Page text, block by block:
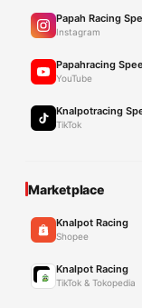
Papah Racing
Instagram
Papahracing
YouTube
Knalpotracing
TikTok
Marketplace
Knalpot Racing
Shopee
Knalpot Racing
TikTok & Tokopedia